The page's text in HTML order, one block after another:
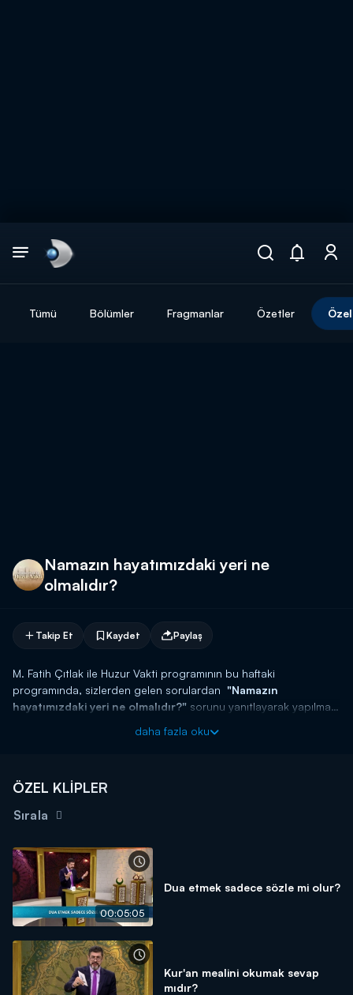
Tümü Bölümler Fragmanlar Özetler
Namazın hayatımızdaki yeri ne
olmalıdır?
Takip Et Kaydet Paylaş
M. Fatih Çıtlak ile Huzur Vakti programının bu haftaki
programında, sizlerden gelen sorulardan "Namazın
hayatımızdaki yeri ne olmalıdır?" sorunu yanıtlayarak yapılması
daha fazla oku
ÖZEL KLİPLER
Sırala
00:05:05
Dua etmek sadece sözle mi olur?
Kur'an mealini okumak sevap
mıdır?